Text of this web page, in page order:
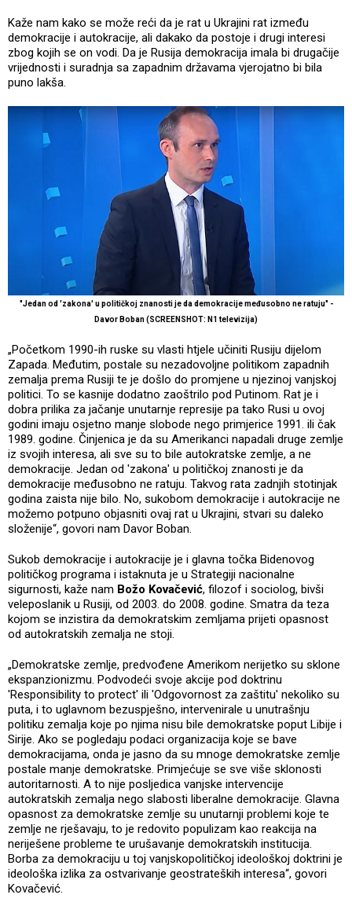
Kaže nam kako se može reći da je rat u Ukrajini rat između
demokracije i autokracije, ali dakako da postoje i drugi interesi
zbog kojih se on vodi. Da je Rusija demokracija imala bi drugačije
vrijednosti i suradnja sa zapadnim državama vjerojatno bi bila
puno lakša.
"Jedan od 'zakona' u političkoj znanosti je da demokracije međusobno ne ratuju" -
Davor Boban (SCREENSHOT: N1 televizija)
„Početkom 1990-ih ruske su vlasti htjele učiniti Rusiju dijelom
Zapada. Međutim, postale su nezadovoljne politikom zapadnih
zemalja prema Rusiji te je došlo do promjene u njezinoj vanjskoj
politici. To se kasnije dodatno zaoštrilo pod Putinom. Rat je i
dobra prilika za jačanje unutarnje represije pa tako Rusi u ovoj
godini imaju osjetno manje slobode nego primjerice 1991. ili čak
1989. godine. Činjenica je da su Amerikanci napadali druge zemlje
iz svojih interesa, ali sve su to bile autokratske zemlje, a ne
demokracije. Jedan od 'zakona' u političkoj znanosti je da
demokracije međusobno ne ratuju. Takvog rata zadnjih stotinjak
godina zaista nije bilo. No, sukobom demokracije i autokracije ne
možemo potpuno objasniti ovaj rat u Ukrajini, stvari su daleko
složenije“, govori nam Davor Boban.
Sukob demokracije i autokracije je i glavna točka Bidenovog
političkog programa i istaknuta je u Strategiji nacionalne
sigurnosti, kaže nam Božo Kovačević, filozof i sociolog, bivši
veleposlanik u Rusiji, od 2003. do 2008. godine. Smatra da teza
kojom se inzistira da demokratskim zemljama prijeti opasnost
od autokratskih zemalja ne stoji.
„Demokratske zemlje, predvođene Amerikom nerijetko su sklone
ekspanzionizmu. Podvodeći svoje akcije pod doktrinu
'Responsibility to protect' ili 'Odgovornost za zaštitu' nekoliko su
puta, i to uglavnom bezuspješno, intervenirale u unutrašnju
politiku zemalja koje po njima nisu bile demokratske poput Libije i
Sirije. Ako se pogledaju podaci organizacija koje se bave
demokracijama, onda je jasno da su mnoge demokratske zemlje
postale manje demokratske. Primjećuje se sve više sklonosti
autoritarnosti. A to nije posljedica vanjske intervencije
autokratskih zemalja nego slabosti liberalne demokracije. Glavna
opasnost za demokratske zemlje su unutarnji problemi koje te
zemlje ne rješavaju, to je redovito populizam kao reakcija na
neriješene probleme te urušavanje demokratskih institucija.
Borba za demokraciju u toj vanjskopolitičkoj ideološkoj doktrini je
ideološka izlika za ostvarivanje geostrateških interesa“, govori
Kovačević.